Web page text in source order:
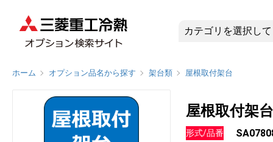
SA07808
ホーム オプション品名から探す 架台類 屋根取付架台
屋根取付架台
形式/品番